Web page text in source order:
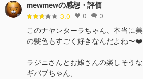
mewmewの感想・評価
3.0 0 0
このナヤンターラちゃん、本当に
の髪色もすごく好きなんだよね〜❤️
ラジニさんとお嬢さんの楽しそう
ギバブちゃん。